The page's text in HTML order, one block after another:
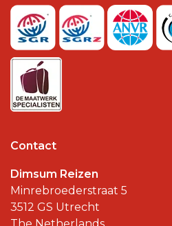
Contact
Dimsum Reizen
Minrebroederstraat 5
3512 GS Utrecht